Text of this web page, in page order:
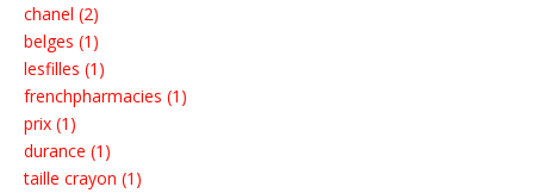
chanel (2)
belges (1)
lesfilles (1)
frenchpharmacies (1)
prix (1)
durance (1)
taille crayon (1)